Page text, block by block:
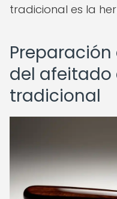
tradicional es la
del afeitado
tradicional